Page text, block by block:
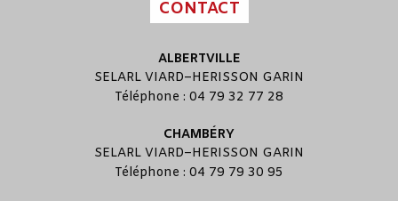
CONTACT
ALBERTVILLE
SELARL VIARD–HERISSON GARIN
Téléphone : 04 79 32 77 28
CHAMBÉRY
SELARL VIARD–HERISSON GARIN
Téléphone : 04 79 79 30 95